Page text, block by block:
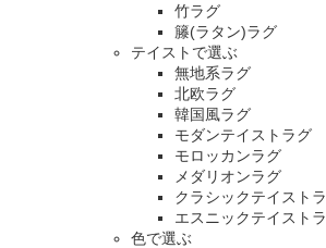
竹ラグ
籐(ラタン)ラグ
テイストで選ぶ
無地系ラグ
北欧ラグ
韓国風ラグ
モダンテイストラグ
モロッカンラグ
メダリオンラグ
クラシックテイスト
エスニックテイスト
色で選ぶ